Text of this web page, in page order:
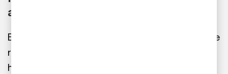
av kommissionen
Europeiska kommissionen har den 3 juli antagit de
reviderade europeiska standarderna för
hållbarhetsrapportering (ESRS) samt en frivillig